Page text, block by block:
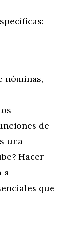
nóminas,
de
una
Hacer
a
que